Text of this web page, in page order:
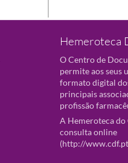
Hemeroteca
O Centro de
permite aos seus
formato digital
principais
profissão
A Hemeroteca do
consulta online
(http://